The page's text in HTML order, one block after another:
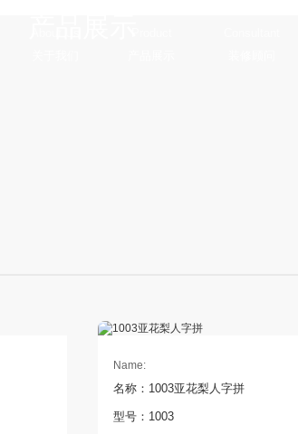
Name:
名称：1003亚花梨人字拼
型号：1003